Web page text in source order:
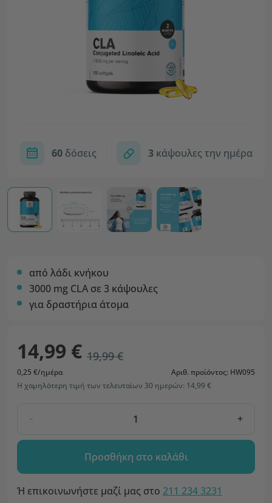
60δόσεις 3κάψουλες την ημέρα
από λάδι κνήκου
3000 mg CLA σε 3 κάψουλες
για δραστήρια άτομα
14,99 € 19,99 €
0,25 €/ημέρα
Αριθ. προϊόντος: HW095
Η χαμηλότερη τιμή των τελευταίων 30 ημερών: 14,99 €
- +
Προσθήκη στο καλάθι
Ή επικοινωνήστε μαζί μας στο 211 234 3231